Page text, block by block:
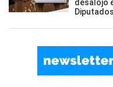
desalojo
Diputados